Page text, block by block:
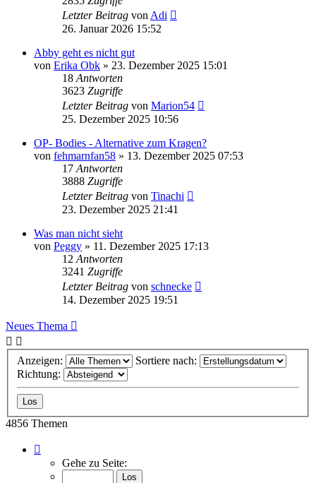
Letzter Beitrag von Adi
26. Januar 2026 15:52
Abby geht es nicht gut
von Erika Obk » 23. Dezember 2025 15:01
18 Antworten
3623 Zugriffe
Letzter Beitrag von Marion54
25. Dezember 2025 10:56
OP- Bodies - Alternative zum Kragen?
von fehmarnfan58 » 13. Dezember 2025 07:53
17 Antworten
3888 Zugriffe
Letzter Beitrag von Tinachi
23. Dezember 2025 21:41
Was man nicht sieht
von Peggy » 11. Dezember 2025 17:13
12 Antworten
3241 Zugriffe
Letzter Beitrag von schnecke
14. Dezember 2025 19:51
Neues Thema
Anzeigen:
Sortiere nach:
Richtung:
4856 Themen
von
Gehe zu Seite: